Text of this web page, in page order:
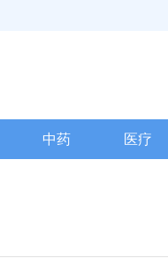
中药 医疗